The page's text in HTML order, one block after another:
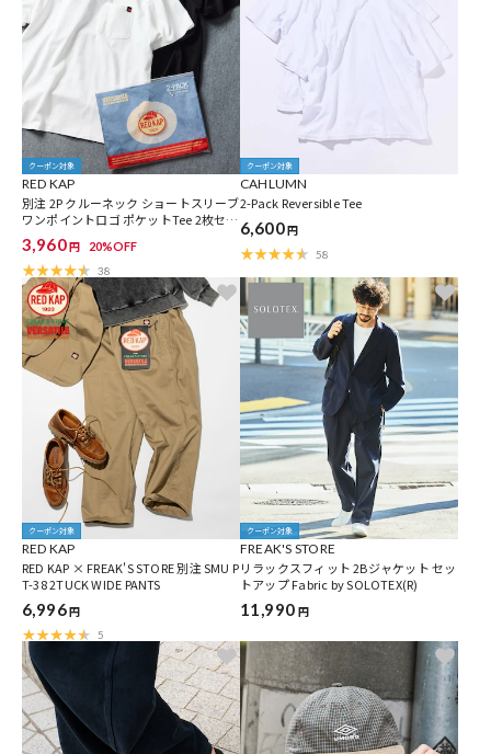
クーポン対象
RED KAP
別注 2P クルーネック ショートスリーブ
ワンポイントロゴ ポケットTee 2枚セッ
ト
3,960 円 20%OFF
38
クーポン対象
CAHLUMN
2-Pack Reversible Tee
6,600 円
58
クーポン対象
RED KAP
RED KAP × FREAK'S STORE 別注 SMU P
T-38 2TUCK WIDE PANTS
6,996円
5
クーポン対象
FREAK'S STORE
リラックスフィット 2Bジャケット セッ
トアップ Fabric by SOLOTEX(R)
11,990 円